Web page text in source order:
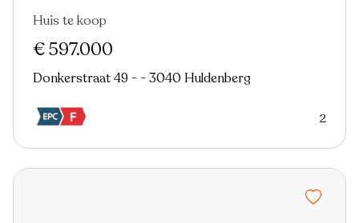
Huis te koop
€ 597.000
Donkerstraat 49 - - 3040 Huldenberg
2